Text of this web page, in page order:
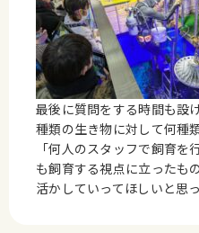
最後に質問をする時間も設
種類の生き物に対して何種
「何人のスタッフで飼育
も飼育する視点に立ったも
活かしていってほしいと思っ